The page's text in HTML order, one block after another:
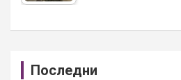
Последни